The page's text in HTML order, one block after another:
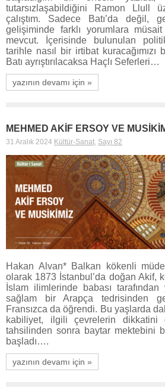
tutarsızlaşabildiğini Ramon Llull
çalıştım. Sadece Batı’da değil,
gelişiminde farklı yorumlara
mevcut. İçerisinde bulunulan
tarihle nasıl bir irtibat
Batı ayrıştırılacaksa Haçlı Seferleri…
yazının devamı için »
MEHMED AKİF ERSOY VE
31 Aralık 2024 Kültür-Sanat, Sayı 82
Hakan Alvan* Balkan kökenli
olarak 1873 İstanbul’da doğan Akif,
İslam ilimlerinde babası
sağlam bir Arapça tedrisinden
Fransızca da öğrendi. Bu yaşlarda
kabiliyet, ilgili çevrelerin
tahsilinden sonra baytar mektebini
başladı….
yazının devamı için »